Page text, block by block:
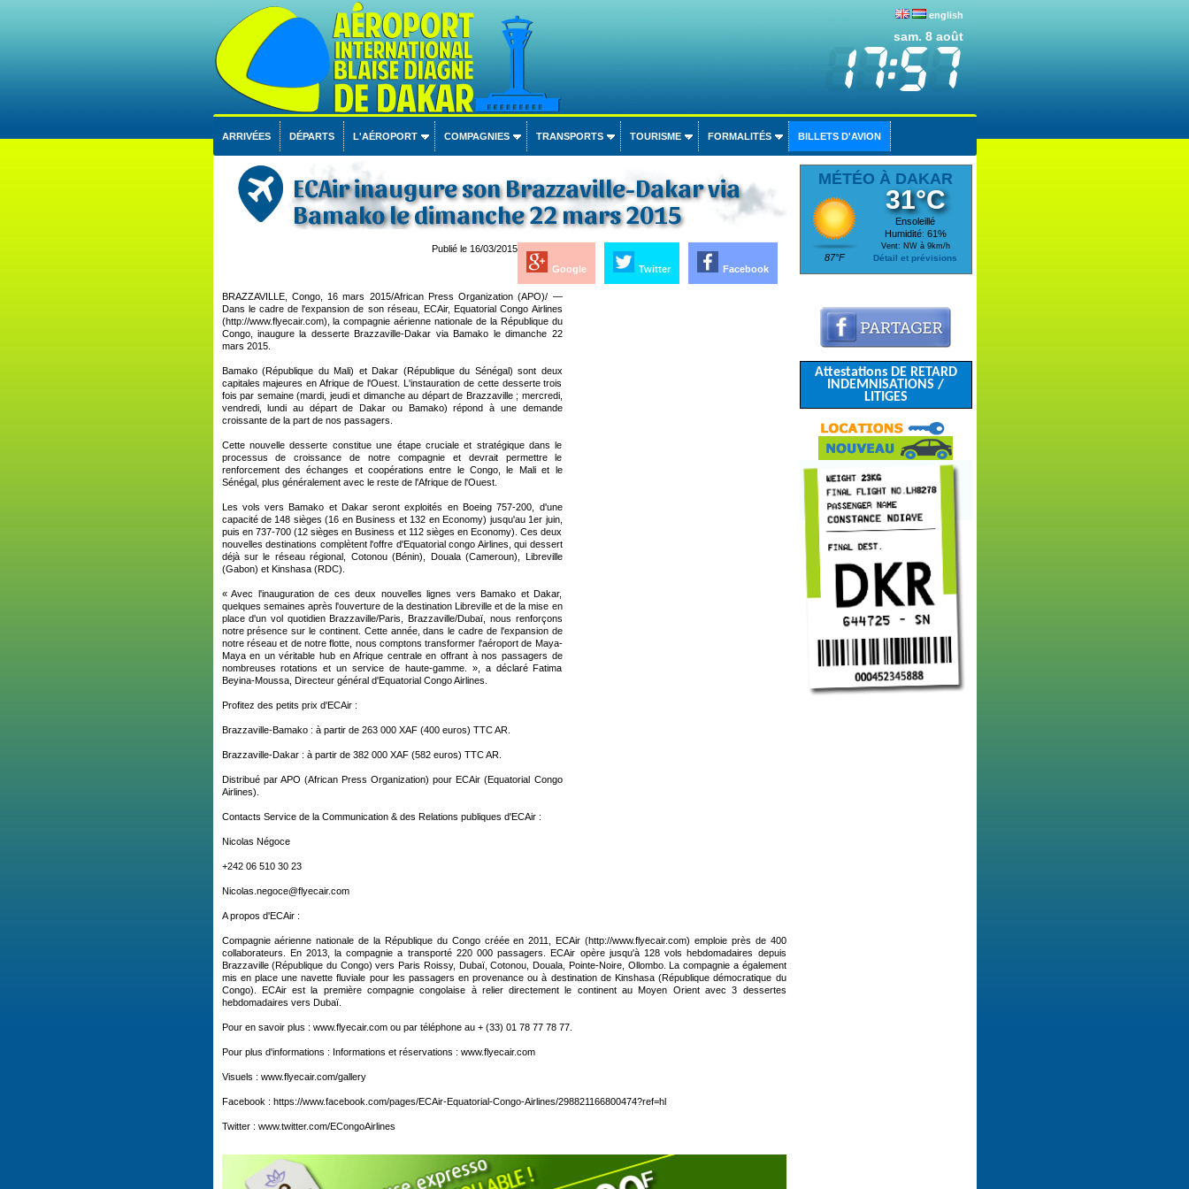
english
sam. 8 août
ARRIVÉES DÉPARTS L'AÉROPORT COMPAGNIES TRANSPORTS TOURISME FORMALITÉS BILLETS D'AVION
ECAir inaugure son Brazzaville-Dakar via
Bamako le dimanche 22 mars 2015
Facebook
Twitter
Google
Publié le 16/03/2015
BRAZZAVILLE, Congo, 16 mars 2015/African Press Organization (APO)/ —
Dans le cadre de l'expansion de son réseau, ECAir, Equatorial Congo Airlines
(http://www.flyecair.com), la compagnie aérienne nationale de la République du
Congo, inaugure la desserte Brazzaville-Dakar via Bamako le dimanche 22
mars 2015.
Bamako (République du Mali) et Dakar (République du Sénégal) sont deux
capitales majeures en Afrique de l'Ouest. L'instauration de cette desserte trois
fois par semaine (mardi, jeudi et dimanche au départ de Brazzaville ; mercredi,
vendredi, lundi au départ de Dakar ou Bamako) répond à une demande
croissante de la part de nos passagers.
Cette nouvelle desserte constitue une étape cruciale et stratégique dans le
processus de croissance de notre compagnie et devrait permettre le
renforcement des échanges et coopérations entre le Congo, le Mali et le
Sénégal, plus généralement avec le reste de l'Afrique de l'Ouest.
Les vols vers Bamako et Dakar seront exploités en Boeing 757-200, d'une
capacité de 148 sièges (16 en Business et 132 en Economy) jusqu'au 1er juin,
puis en 737-700 (12 sièges en Business et 112 sièges en Economy). Ces deux
nouvelles destinations complètent l'offre d'Equatorial congo Airlines, qui dessert
déjà sur le réseau régional, Cotonou (Bénin), Douala (Cameroun), Libreville
(Gabon) et Kinshasa (RDC).
« Avec l'inauguration de ces deux nouvelles lignes vers Bamako et Dakar,
quelques semaines après l'ouverture de la destination Libreville et de la mise en
place d'un vol quotidien Brazzaville/Paris, Brazzaville/Dubaï, nous renforçons
notre présence sur le continent. Cette année, dans le cadre de l'expansion de
notre réseau et de notre flotte, nous comptons transformer l'aéroport de Maya-
Maya en un véritable hub en Afrique centrale en offrant à nos passagers de
nombreuses rotations et un service de haute-gamme. », a déclaré Fatima
Beyina-Moussa, Directeur général d'Equatorial Congo Airlines.
Profitez des petits prix d'ECAir :
Brazzaville-Bamako : à partir de 263 000 XAF (400 euros) TTC AR.
Brazzaville-Dakar : à partir de 382 000 XAF (582 euros) TTC AR.
Distribué par APO (African Press Organization) pour ECAir (Equatorial Congo
Airlines).
Contacts Service de la Communication & des Relations publiques d'ECAir :
Nicolas Négoce
+242 06 510 30 23
Nicolas.negoce@flyecair.com
A propos d'ECAir :
Compagnie aérienne nationale de la République du Congo créée en 2011, ECAir (http://www.flyecair.com) emploie près de 400
collaborateurs. En 2013, la compagnie a transporté 220 000 passagers. ECAir opère jusqu'à 128 vols hebdomadaires depuis
Brazzaville (République du Congo) vers Paris Roissy, Dubaï, Cotonou, Douala, Pointe-Noire, Ollombo. La compagnie a également
mis en place une navette fluviale pour les passagers en provenance ou à destination de Kinshasa (République démocratique du
Congo). ECAir est la première compagnie congolaise à relier directement le continent au Moyen Orient avec 3 dessertes
hebdomadaires vers Dubaï.
Pour en savoir plus : www.flyecair.com ou par téléphone au + (33) 01 78 77 78 77.
Pour plus d'informations : Informations et réservations : www.flyecair.com
Visuels : www.flyecair.com/gallery
Facebook : https://www.facebook.com/pages/ECAir-Equatorial-Congo-Airlines/298821166800474?ref=hl
Twitter : www.twitter.com/ECongoAirlines
MÉTÉO À DAKAR
87°F
31°C
Ensoleillé
Humidité: 61%
Vent: NW à 9km/h
Détail et prévisions
Attestations DE RETARD
INDEMNISATIONS /
LITIGES